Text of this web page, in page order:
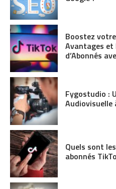
Boostez
Avantages et
d’Abonnés
Fygostudio :
Audiovisuelle
Quels sont
abonnés